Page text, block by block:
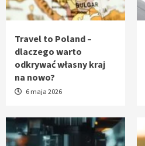
Travel to Poland –
dlaczego warto
odkrywać własny kraj
na nowo?
6 maja 2026